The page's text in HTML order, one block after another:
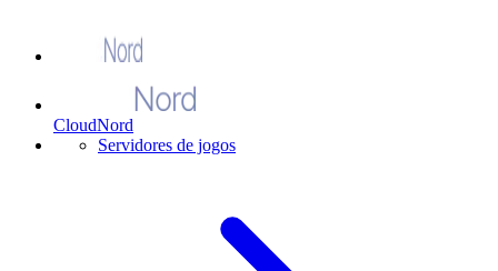
CloudNord
Servidores de jogos